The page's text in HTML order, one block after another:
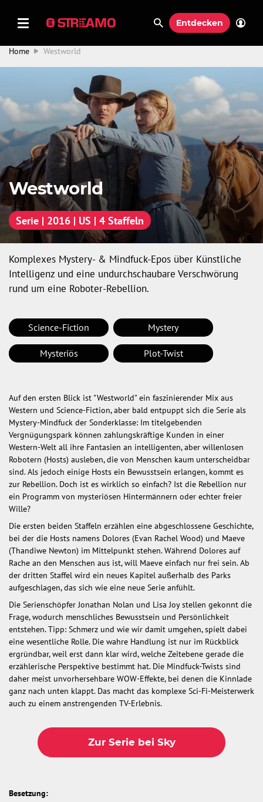
Entdecken
Home Westworld
Westworld
Serie | 2016 | US | 4 Staffeln
Komplexes Mystery- & Mindfuck-Epos über Künstliche
Intelligenz und eine undurchschaubare Verschwörung
rund um eine Roboter-Rebellion.
Science-Fiction Mystery
Mysteriös Plot-Twist
Auf den ersten Blick ist "Westworld" ein faszinierender Mix aus
Western und Science-Fiction, aber bald entpuppt sich die Serie als
Mystery-Mindfuck der Sonderklasse: Im titelgebenden
Vergnügungspark können zahlungskräftige Kunden in einer
Western-Welt all ihre Fantasien an intelligenten, aber willenlosen
Robotern (Hosts) ausleben, die von Menschen kaum unterscheidbar
sind. Als jedoch einige Hosts ein Bewusstsein erlangen, kommt es
zur Rebellion. Doch ist es wirklich so einfach? Ist die Rebellion nur
ein Programm von mysteriösen Hintermännern oder echter freier
Wille?
Die ersten beiden Staffeln erzählen eine abgeschlossene Geschichte,
bei der die Hosts namens Dolores (Evan Rachel Wood) und Maeve
(Thandiwe Newton) im Mittelpunkt stehen. Während Dolores auf
Rache an den Menschen aus ist, will Maeve einfach nur frei sein. Ab
der dritten Staffel wird ein neues Kapitel außerhalb des Parks
aufgeschlagen, das sich wie eine neue Serie anfühlt.
Die Serienschöpfer Jonathan Nolan und Lisa Joy stellen gekonnt die
Frage, wodurch menschliches Bewusstsein und Persönlichkeit
entstehen. Tipp: Schmerz und wie wir damit umgehen, spielt dabei
eine wesentliche Rolle. Die wahre Handlung ist nur im Rückblick
ergründbar, weil erst dann klar wird, welche Zeitebene gerade die
erzählerische Perspektive bestimmt hat. Die Mindfuck-Twists sind
daher meist unvorhersehbare WOW-Effekte, bei denen die Kinnlade
ganz nach unten klappt. Das macht das komplexe Sci-Fi-Meisterwerk
auch zu einem anstrengenden TV-Erlebnis.
Zur Serie bei Sky
Besetzung: